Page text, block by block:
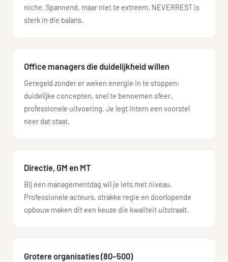
niche. Spannend, maar niet te extreem. NEVERREST is
sterk in die balans.
Office managers die duidelijkheid willen
Geregeld zonder er weken energie in te stoppen:
duidelijke concepten, snel te benoemen sfeer,
professionele uitvoering. Je legt intern een voorstel
neer dat staat.
Directie, GM en MT
Bij een managementdag wil je iets met niveau.
Professionele acteurs, strakke regie en doorlopende
opbouw maken dit een keuze die kwaliteit uitstraalt.
Grotere organisaties (80–500)